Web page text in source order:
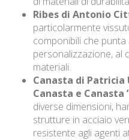
Ribes di Antonio
particolarmente
componibili che punta
personalizzazione, al
materiali.
Canasta di
Canasta e Canasta
diverse dimensioni,
strutture in acciaio
resistente agli agenti